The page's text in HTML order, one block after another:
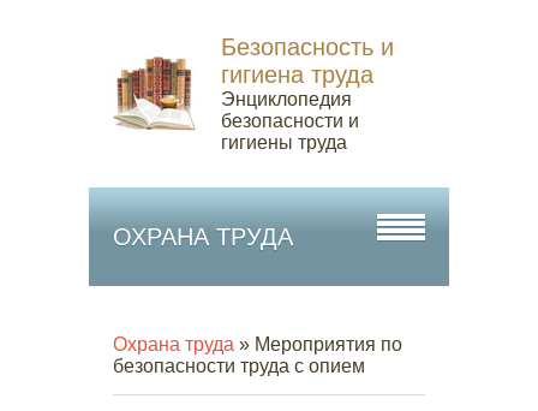
Безопасность и
гигиена труда
Энциклопедия
безопасности и
гигиены труда
ОХРАНА ТРУДА
Охрана труда » Мероприятия по
безопасности труда с опием